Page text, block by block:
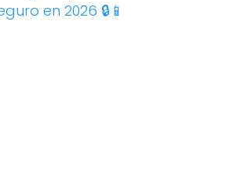
en 2026 🔒📱